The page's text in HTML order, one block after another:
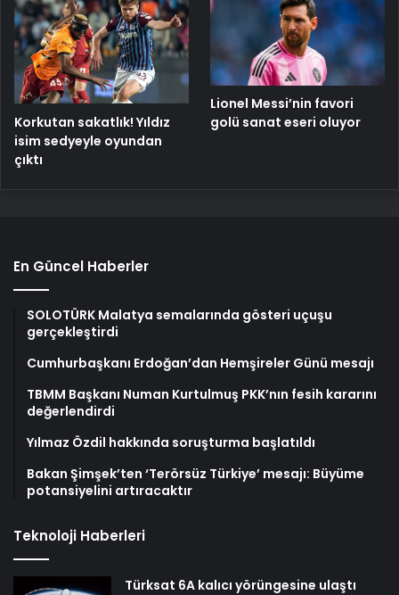
Korkutan sakatlık! Yıldız
isim sedyeyle oyundan
çıktı
Lionel Messi’nin favori
golü sanat eseri oluyor
En Güncel Haberler
SOLOTÜRK Malatya semalarında gösteri uçuşu
gerçekleştirdi
Cumhurbaşkanı Erdoğan’dan Hemşireler Günü mesajı
TBMM Başkanı Numan Kurtulmuş PKK’nın fesih kararını
değerlendirdi
Yılmaz Özdil hakkında soruşturma başlatıldı
Bakan Şimşek’ten ‘Terörsüz Türkiye’ mesajı: Büyüme
potansiyelini artıracaktır
Teknoloji Haberleri
Türksat 6A kalıcı yörüngesine ulaştı